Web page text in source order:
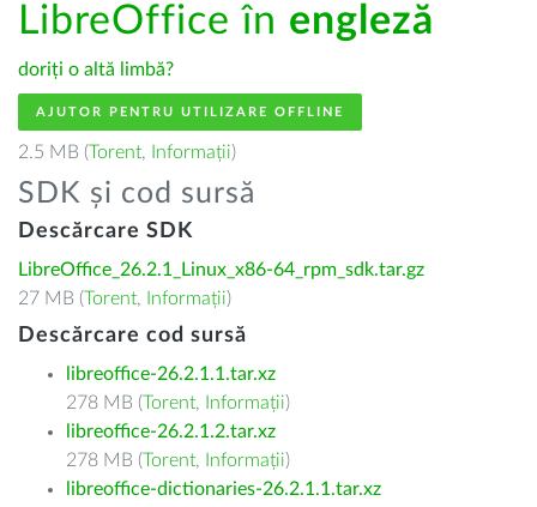
LibreOffice în engleză
doriți o altă limbă?
AJUTOR PENTRU UTILIZARE OFFLINE
2.5 MB (Torent, Informații)
SDK și cod sursă
Descărcare SDK
LibreOffice_26.2.1_Linux_x86-64_rpm_sdk.tar.gz
27 MB (Torent, Informații)
Descărcare cod sursă
libreoffice-26.2.1.1.tar.xz
278 MB (Torent, Informații)
libreoffice-26.2.1.2.tar.xz
278 MB (Torent, Informații)
libreoffice-dictionaries-26.2.1.1.tar.xz